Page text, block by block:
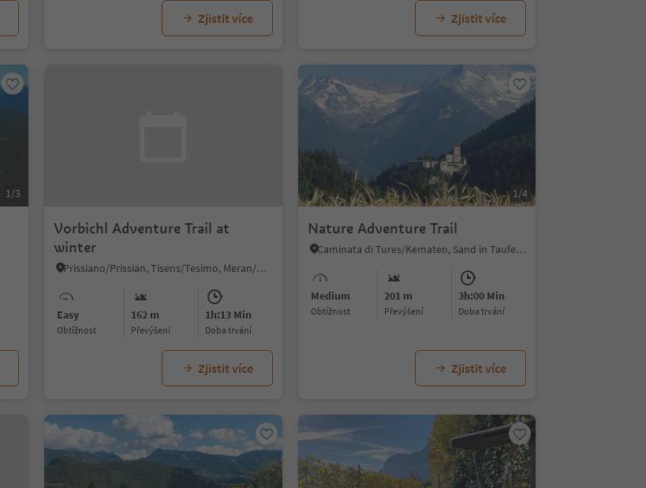
Zjistit více Zjistit více
1/3
Vorbichl Adventure Trail at
winter
Prissiano/Prissian, Tisens/Tesimo, Meran/Merano and environs
Easy
Obtížnost
162 m
Převýšení
1h:13 Min
doba trvání
Zjistit více
1/4
Nature Adventure Trail
Caminata di Tures/Kematen, Sand in Taufers/Campo Tures, Ahrntal/Valle Aurina
Medium
Obtížnost
201 m
Převýšení
3h:00 Min
doba trvání
Zjistit více